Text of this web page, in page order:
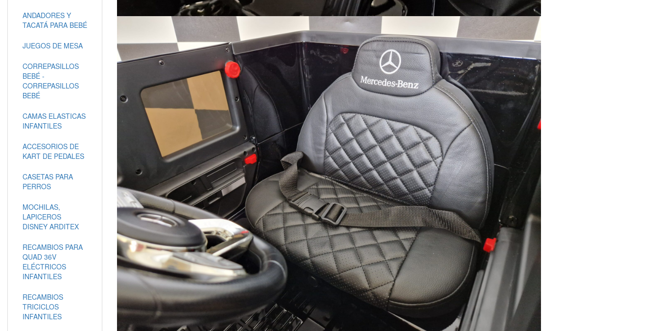
ANDADORES Y
TACATÁ PARA BEBÉ
JUEGOS DE MESA
CORREPASILLOS
BEBÉ -
CORREPASILLOS
BEBÉ
CAMAS ELASTICAS
INFANTILES
ACCESORIOS DE
KART DE PEDALES
CASETAS PARA
PERROS
MOCHILAS,
LAPICEROS
DISNEY ARDITEX
RECAMBIOS PARA
QUAD 36V
ELÉCTRICOS
INFANTILES
RECAMBIOS
TRICICLOS
INFANTILES